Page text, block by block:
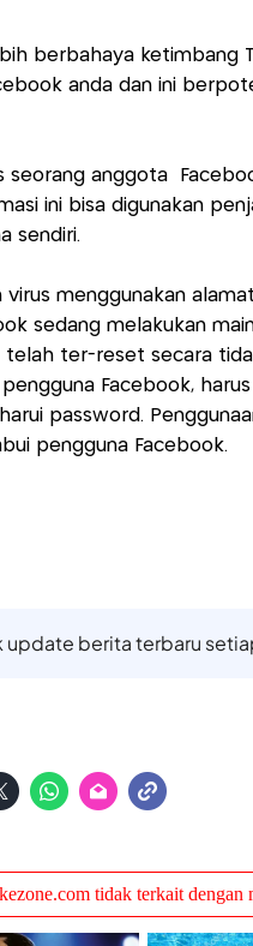
berbahaya ketimbang
anda dan ini
seorang anggota
ini bisa digunakan
sendiri.
menggunakan
sedang melakukan
ter-reset secara
Facebook,
password.
pengguna Facebook.
berita terbaru